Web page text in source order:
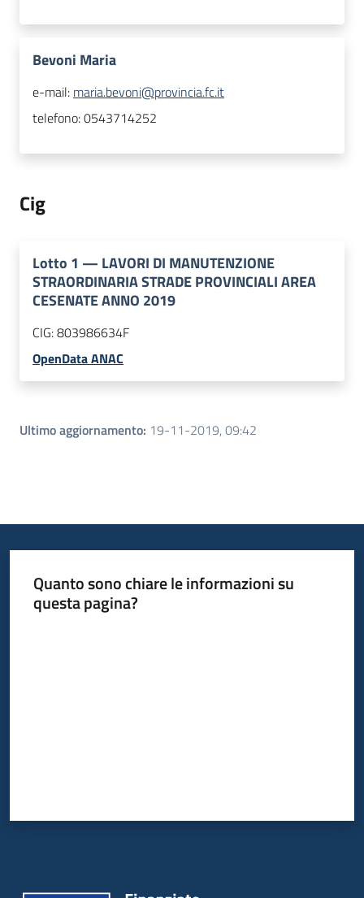
Bevoni Maria
e-mail: maria.bevoni@provincia.fc.it
telefono:0543714252
Cig
Lotto 1 — LAVORI DI MANUTENZIONE
STRAORDINARIA STRADE PROVINCIALI AREA
CESENATE ANNO 2019
CIG:803986634F
OpenData ANAC
Ultimo aggiornamento: 19-11-2019, 09:42
Quanto sono chiare le informazioni su
questa pagina?